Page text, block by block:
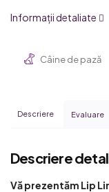
Informaţii detaliate
Câine de pază
Descriere Evaluare
Descriere
Vă prezentăm Lip